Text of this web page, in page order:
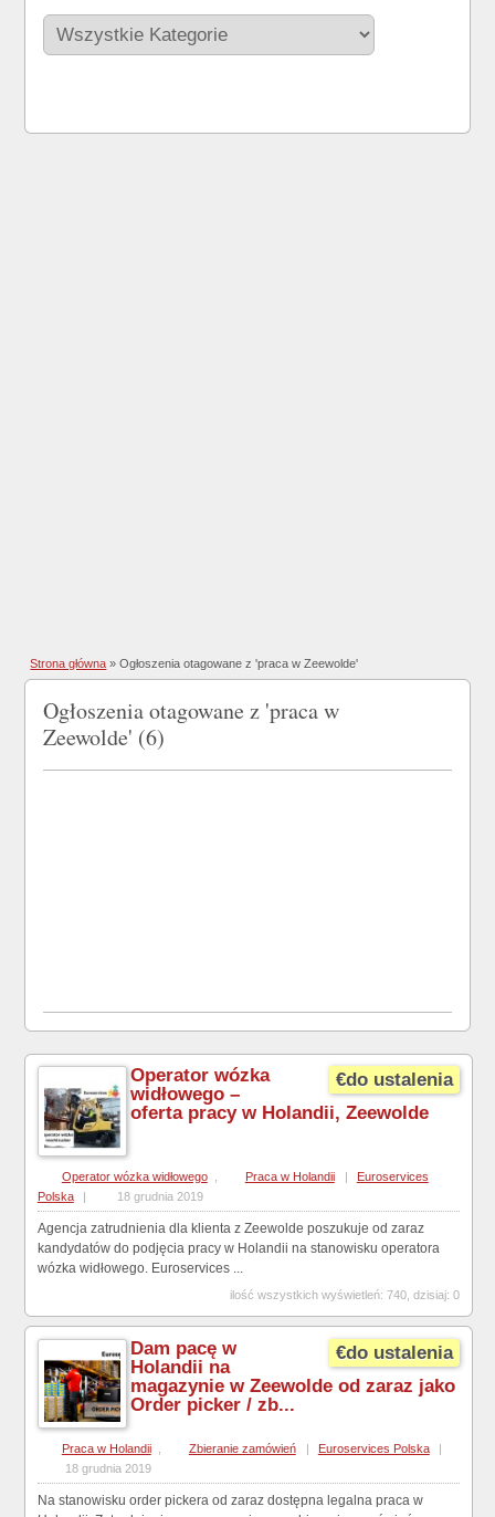
Strona główna »Ogłoszenia otagowane z 'praca w Zeewolde'
Ogłoszenia otagowane z 'praca w
Zeewolde' (6)
€do ustalenia
Operator wózka
widłowego –
oferta pracy w Holandii, Zeewolde
Operator wózka widłowego Praca w Holandii |
Euroservices
Polska
| 18 grudnia 2019
Agencja zatrudnienia dla klienta z Zeewolde poszukuje od zaraz
kandydatów do podjęcia pracy w Holandii na stanowisku operatora
wózka widłowego. Euroservices ...
ilość wszystkich wyświetleń: 740, dzisiaj: 0
€do ustalenia
Dam pacę w
Holandii na
magazynie w Zeewolde od zaraz jako
Order picker / zb...
Praca w Holandii , Zbieranie zamówień Euroservices Polska
18 grudnia 2019
Na stanowisku order pickera od zaraz dostępna legalna praca w